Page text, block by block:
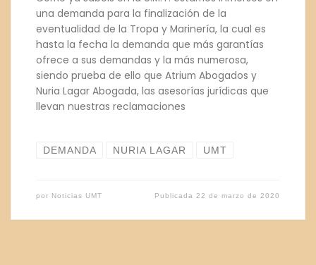
una demanda para la finalización de la
eventualidad de la Tropa y Marinería, la cual es
hasta la fecha la demanda que más garantías
ofrece a sus demandas y la más numerosa,
siendo prueba de ello que Atrium Abogados y
Nuria Lagar Abogada, las asesorías jurídicas que
llevan nuestras reclamaciones
DEMANDA NURIA LAGAR UMT
por Noticias UMT Publicada22 de marzo de 2020